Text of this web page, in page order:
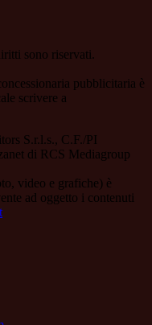
sono riservati.
pubblicitaria è
scrivere a
S.r.l.s., C.F./PI
di RCS Mediagroup
video e grafiche) è
ad oggetto i contenuti